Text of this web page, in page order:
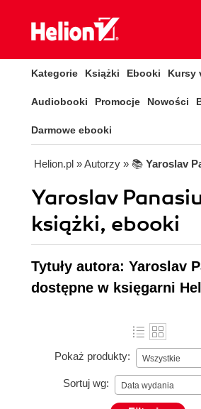
Kategorie Książki Ebooki Kursy
Audiobooki Promocje Nowości
Darmowe ebooki
Helion.pl » Autorzy » 📚 Yaroslav
Yaroslav
książki, ebooki
Tytuły autora: Yaroslav
dostępne w księgarni
Pokaż produkty: Wszystkie
Sortuj wg: Data wydania